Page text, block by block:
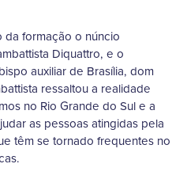
da formação o núncio
Diquattro, e o
auxiliar de Brasília, dom
ressaltou a realidade
no Rio Grande do Sul e a
as pessoas atingidas pela
têm se tornado frequentes no